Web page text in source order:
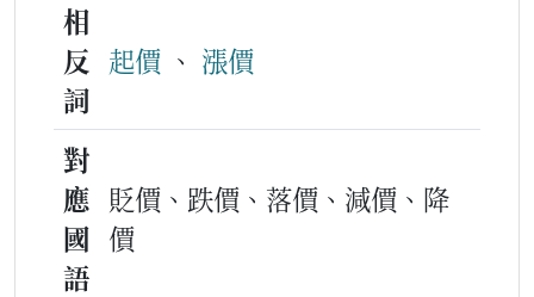
相
反
詞
起價 、 漲價
對
應
國
語
貶價、跌價、落價、減價、降
價